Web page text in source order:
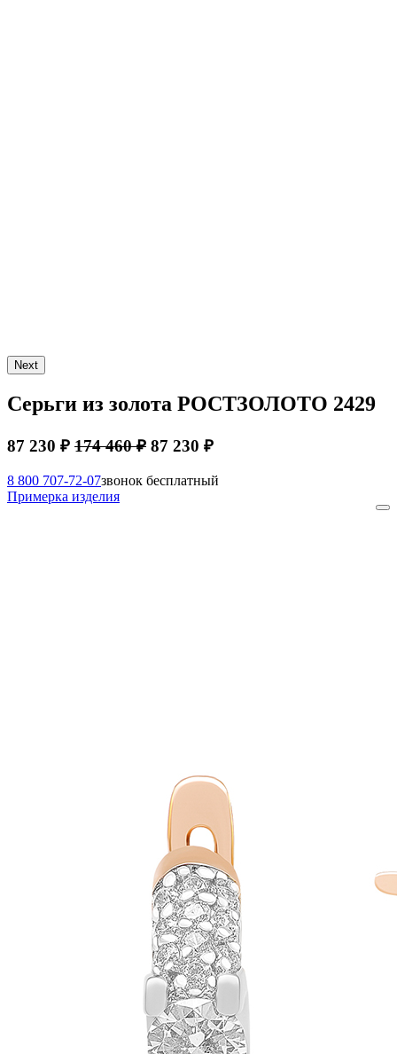
Next
Серьги из золота РОСТЗОЛОТО 2429
87 230 ₽ 174 460 ₽ 87 230 ₽
8 800 707-72-07звонок бесплатный
Примерка изделия